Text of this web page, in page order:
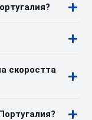
скоростта